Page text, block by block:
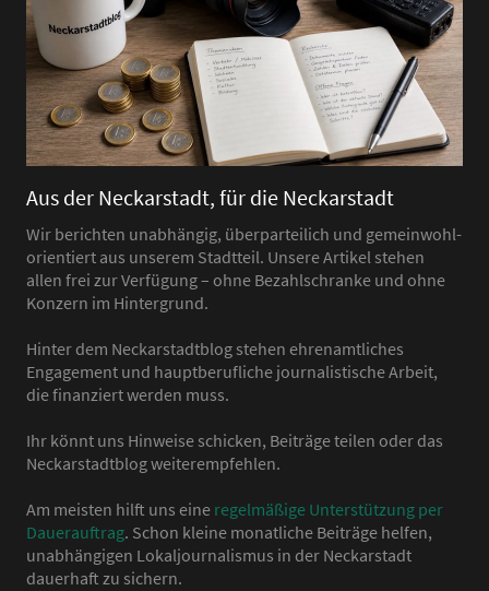
Aus der Neckarstadt, für die Neckarstadt
Wir berichten unabhängig, überparteilich und gemeinwohl-
orientiert aus unserem Stadtteil. Unsere Artikel stehen
allen frei zur Verfügung – ohne Bezahlschranke und ohne
Konzern im Hintergrund.
Hinter dem Neckarstadtblog stehen ehrenamtliches
Engagement und hauptberufliche journalistische Arbeit,
die finanziert werden muss.
Ihr könnt uns Hinweise schicken, Beiträge teilen oder das
Neckarstadtblog weiterempfehlen.
Am meisten hilft uns eine regelmäßige Unterstützung per
Dauerauftrag. Schon kleine monatliche Beiträge helfen,
unabhängigen Lokaljournalismus in der Neckarstadt
dauerhaft zu sichern.